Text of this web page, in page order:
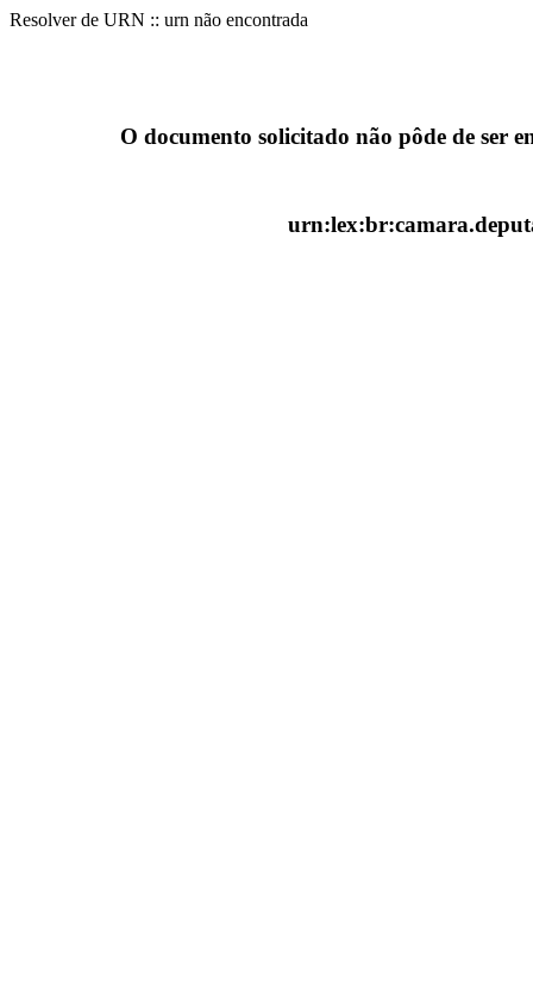
Resolver de URN :: urn não encontrada
O documento solicitado não pôde de ser